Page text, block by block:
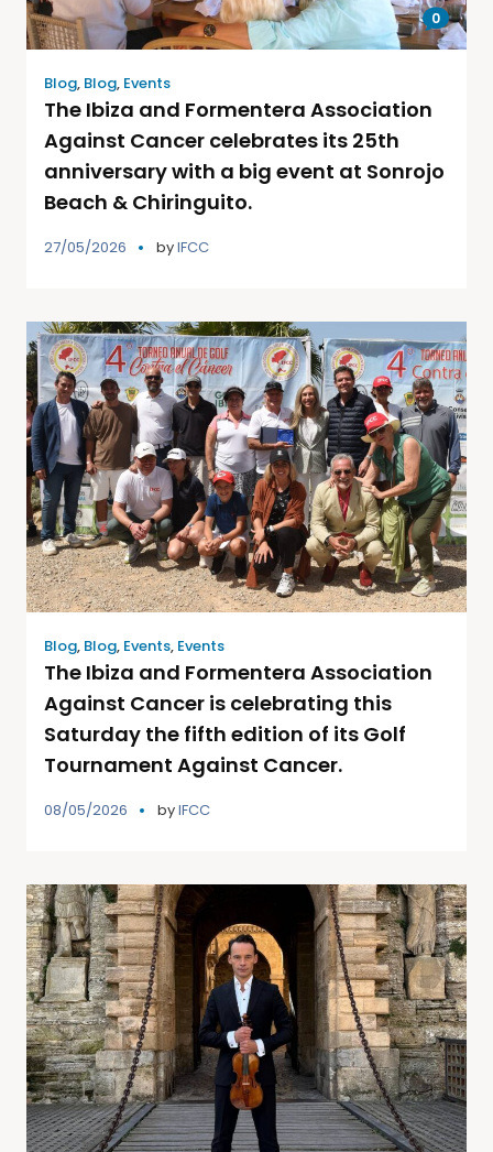
0
Blog, Blog, Events
The Ibiza and Formentera Association
Against Cancer celebrates its 25th
anniversary with a big event at Sonrojo
Beach & Chiringuito.
27/05/2026 byIFCC
Blog, Blog, Events, Events
The Ibiza and Formentera Association
Against Cancer is celebrating this
Saturday the fifth edition of its Golf
Tournament Against Cancer.
08/05/2026 byIFCC